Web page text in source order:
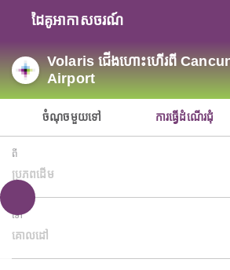
ដៃគូអាកាសចរណ៍
Volaris ជើងហោះហើរពី
Airport
ចំណុចមួយទៅ ការធ្វើដំណើរជុំ
ពី
ប្រភពដើម
ទៅ
គោលដៅ